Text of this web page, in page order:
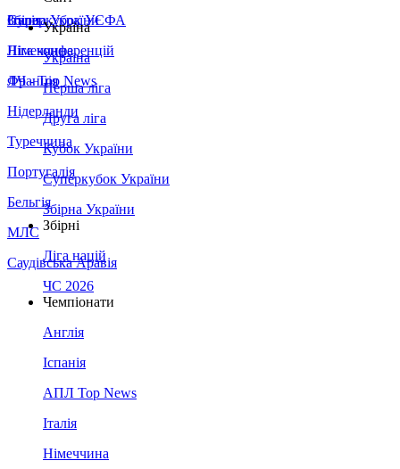
Збірна України
Італія
Німеччина
Франція
Нідерланди
Туреччина
Португалія
Бельгія
МЛС
Саудівська Аравія
Суперкубок УЄФА
Ліга конференцій
ЛЧ - Top News
Україна
Україна
Перша ліга
Друга ліга
Кубок України
Суперкубок України
Збірна України
Збірні
Ліга націй
ЧС 2026
Чемпіонати
Англія
Іспанія
АПЛ Top News
Італія
Німеччина